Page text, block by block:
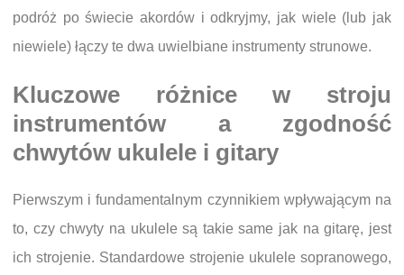
podróż po świecie akordów i odkryjmy, jak wiele (lub jak
niewiele) łączy te dwa uwielbiane instrumenty strunowe.
Kluczowe różnice w stroju
instrumentów a zgodność
chwytów ukulele i gitary
Pierwszym i fundamentalnym czynnikiem wpływającym na
to, czy chwyty na ukulele są takie same jak na gitarę, jest
ich strojenie. Standardowe strojenie ukulele sopranowego,